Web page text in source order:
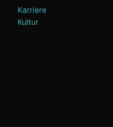
Karriere
Kultur